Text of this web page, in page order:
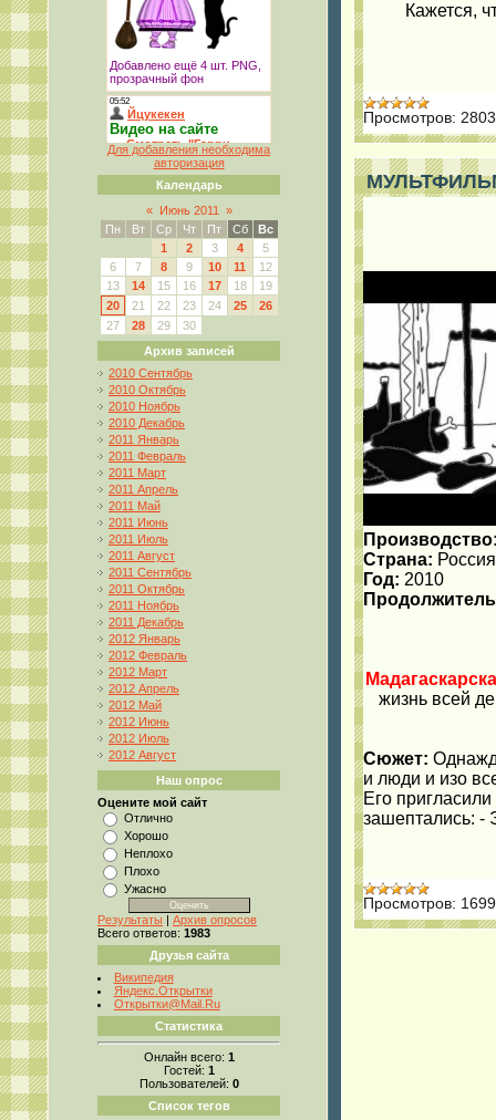
Для добавления необходима
авторизация
Календарь
«
Июнь 2011
»
Пн
Вт Ср Чт Пт Сб
Вс
1
2 3 4
5
6
7 8 9 10 11
12
13
14 15 16 17 18
19
20
21 22 23 24 25
26
27
28 29
30
Архив записей
2010 Сентябрь
2010 Октябрь
2010 Ноябрь
2010 Декабрь
2011 Январь
2011 Февраль
2011 Март
2011 Апрель
2011 Май
2011 Июнь
2011 Июль
2011 Август
2011 Сентябрь
2011 Октябрь
2011 Ноябрь
2011 Декабрь
2012 Январь
2012 Февраль
2012 Март
2012 Апрель
2012 Май
2012 Июнь
2012 Июль
2012 Август
Наш опрос
Оцените мой сайт
Отлично
Хорошо
Неплохо
Плохо
Ужасно
Результаты | Архив опросов
Всего ответов: 1983
Друзья сайта
Википедия
Яндекс.Открытки
Открытки@Mail.Ru
Статистика
Онлайн всего: 1
Гостей: 1
Пользователей: 0
Список тегов
Кажется,
Просмотров: 2803
Страна: Россия
Год: 2010
жизнь всей
Сюжет:
и люди и изо
Его
зашептались: -
Просмотров: 1699